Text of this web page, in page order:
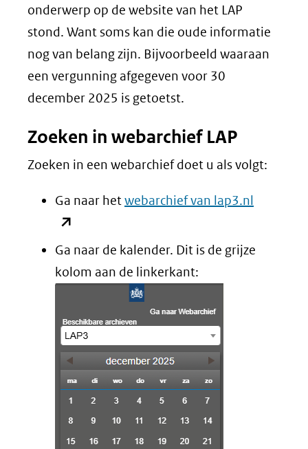
(verwijst
naar
een
andere
onderwerp op de website van het LAP
stond. Want soms kan die oude informatie
nog van belang zijn. Bijvoorbeeld waaraan
een vergunning afgegeven voor 30
december 2025 is getoetst.
Zoeken in webarchief LAP
Zoeken in een webarchief doet u als volgt:
Ga naar hetwebarchief van lap3.nl
nieuw
Ga naar de kalender. Dit is de grijze
kolom aan de linkerkant: